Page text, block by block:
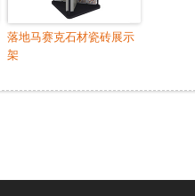
落地马赛克石材瓷砖展示
架